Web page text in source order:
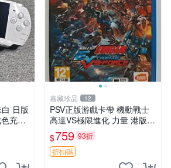
日版
充新
屏
嘉藏珍品 12
PSV正版游戲卡帶 機動戰士
高達VS極限進化 力量 港版中
文 盒裝全新未開封，支持所
有日版，港版或其他地區的P
SV游戲機主機，（除外），
$759 93折
折扣碼